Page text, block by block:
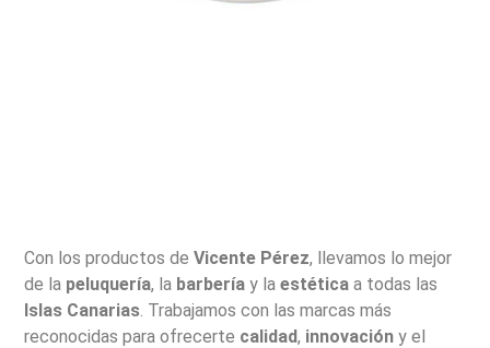
Con los productos deVicente Pérez, llevamos lo mejor
de la peluquería, la barbería y laestética a todas las
Islas Canarias . Trabajamos con las marcas más
reconocidas para ofrecerte calidad, innovación y el